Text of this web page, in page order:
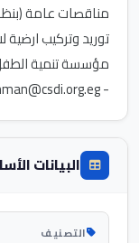
مناقصات عامة
توريد وتركيب ارضية
-
البيانات
التصنيف